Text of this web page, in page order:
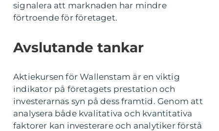
signalera att marknaden har mindre
förtroende för företaget.
Avslutande tankar
Aktiekursen för Wallenstam är en viktig
indikator på företagets prestation och
investerarnas syn på dess framtid. Genom att
analysera både kvalitativa och kvantitativa
faktorer kan investerare och analytiker förstå